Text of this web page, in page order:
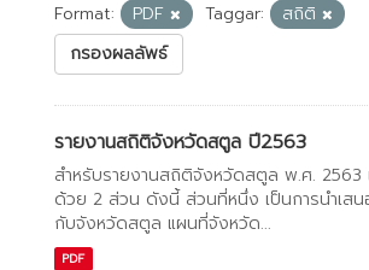
Format:
PDF Taggar:
สถิติ
กรองผลลัพธ์
รายงานสถิติจังหวัดสตูล ปี2563
สำหรับรายงานสถิติจังหวัดสตูล พ.ศ. 2563
ด้วย 2 ส่วน ดังนี้ ส่วนที่หนึ่ง เป็นการนำเส
กับจังหวัดสตูล แผนที่จังหวัด...
PDF